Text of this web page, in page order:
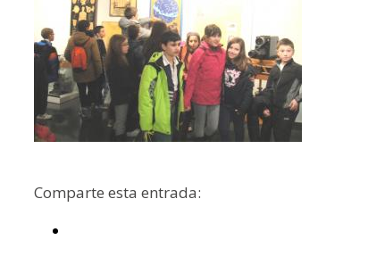
Comparte esta entrada: